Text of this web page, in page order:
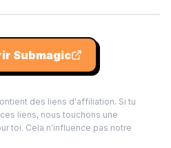
Submagic
des liens d'affiliation. Si tu
liens, nous touchons une
toi. Cela n'influence pas notre